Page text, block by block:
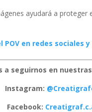
ayudará a proteger
POV en redes sociales
a seguirnos en
Instagram:
Facebook: